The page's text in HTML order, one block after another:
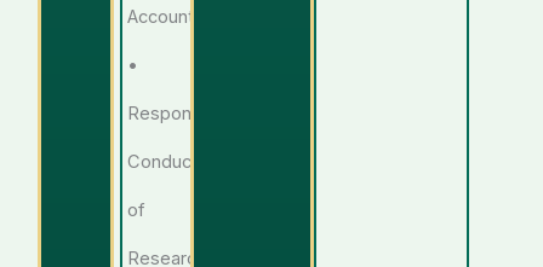
Accounting
•
Responsible
Conduct
of
Research